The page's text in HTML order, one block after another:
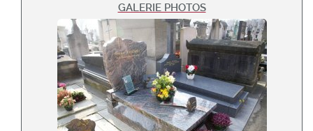
GALERIE PHOTOS